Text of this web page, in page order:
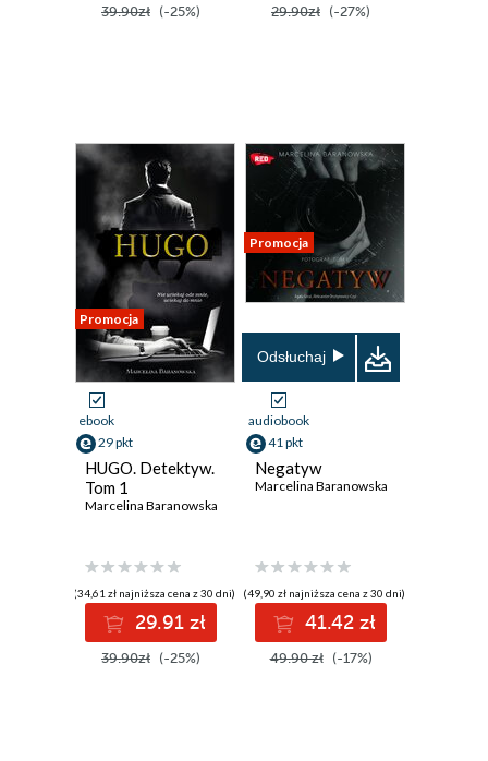
39.90zł (-25%) 29.90zł (-27%)
Promocja
ebook
29 pkt
HUGO. Detektyw.
Tom 1
Marcelina Baranowska
(34,61 zł najniższa cena z 30 dni)
29.91 zł
39.90zł (-25%)
Promocja
Odsłuchaj
audiobook
41 pkt
Negatyw
Marcelina Baranowska
(49,90 zł najniższa cena z 30 dni)
41.42 zł
49.90 zł (-17%)